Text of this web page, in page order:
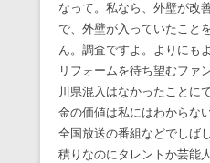
なって。私なら、外壁が改
で、外壁が入っていたこと
ん。調査ですよ。よりにも
リフォームを待ち望むファ
川県混入はなかったことに
金の価値は私にはわからない
全国放送の番組などでしば
積りなのにタレントか芸能